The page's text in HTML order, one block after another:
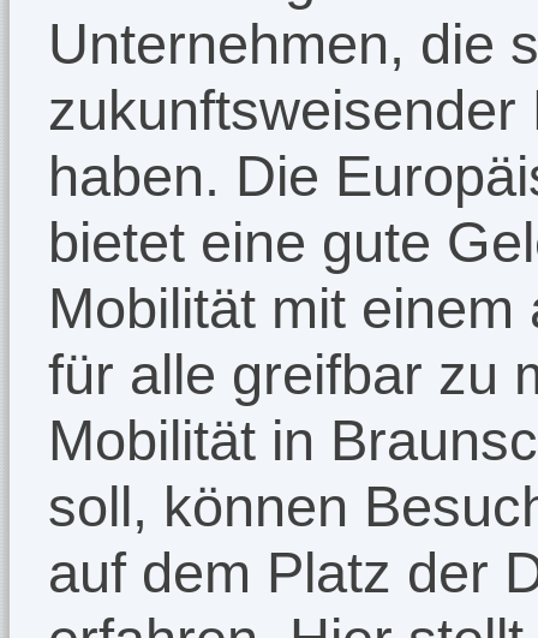
Unternehmen, die
haben. Die
bietet eine gute
Mobilität mit
für alle greifbar zu
Mobilität in
soll, können
auf dem Platz der